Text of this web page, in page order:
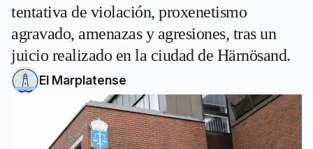
tentativa de violación, proxenetismo
agravado, amenazas y agresiones, tras un
juicio realizado en la ciudad de Härnösand.
El Marplatense